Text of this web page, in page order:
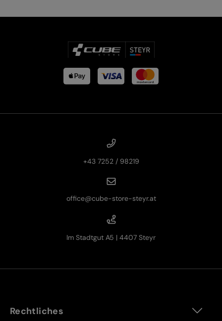
+43 7252 / 98219
office@cube-store-steyr.at
Im Stadtgut A5 | 4407 Steyr
Rechtliches